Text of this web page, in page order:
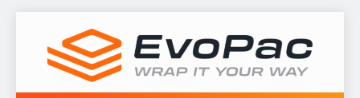
content